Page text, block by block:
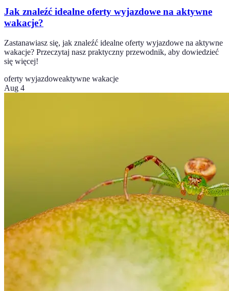
Jak znaleźć idealne oferty wyjazdowe na aktywne
wakacje?
Zastanawiasz się, jak znaleźć idealne oferty wyjazdowe na aktywne
wakacje? Przeczytaj nasz praktyczny przewodnik, aby dowiedzieć
się więcej!
oferty wyjazdoweaktywne wakacje
Aug 4